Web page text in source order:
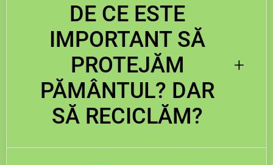
DE CE ESTE
IMPORTANT SĂ
PROTEJĂM
PĂMÂNTUL? DAR
SĂ RECICLĂM?
+